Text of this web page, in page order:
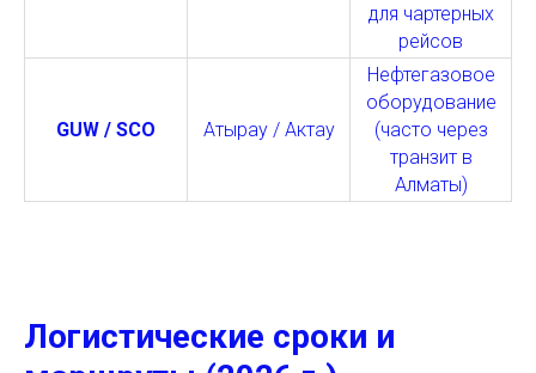
для чартерных
рейсов
GUW / SCO Атырау / Актау
Нефтегазовое
оборудование
(часто через
транзит в
Алматы)
Логистические сроки и